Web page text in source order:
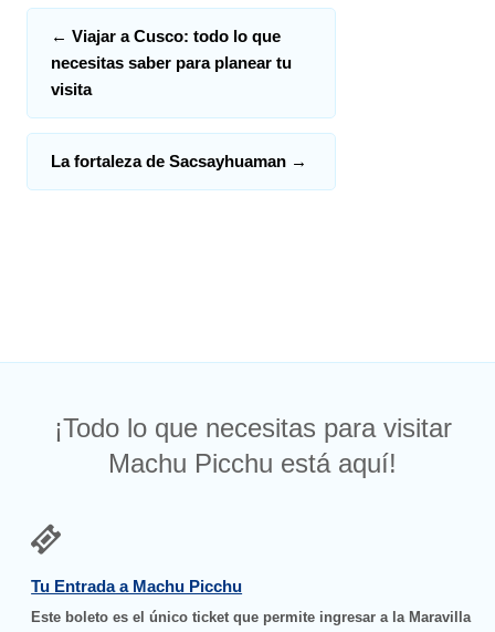
← Viajar a Cusco: todo lo que
necesitas saber para planear tu
visita
La fortaleza de Sacsayhuaman →
¡Todo lo que necesitas para visitar
Machu Picchu está aquí!
Tu Entrada a Machu Picchu
Este boleto es el único ticket que permite ingresar a la Maravilla